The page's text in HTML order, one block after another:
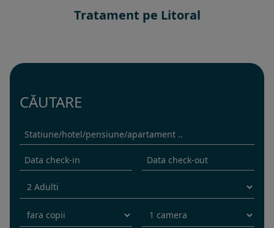
Tratament pe Litoral
CĂUTARE